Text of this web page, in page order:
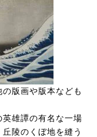
版画や版本なども
英雄譚の有名な一場
陵のくぼ地を縫う